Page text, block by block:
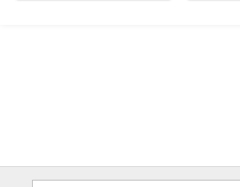
Дополнительная